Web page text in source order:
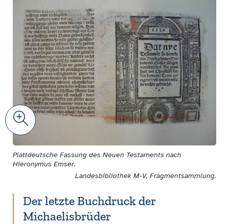
Zoom
Landesbibliothek M-V, Fragmentsammlung.
Plattdeutsche Fassung des Neuen Testaments nach
Hieronymus Emser.
Der letzte Buchdruck der
Michaelisbrüder